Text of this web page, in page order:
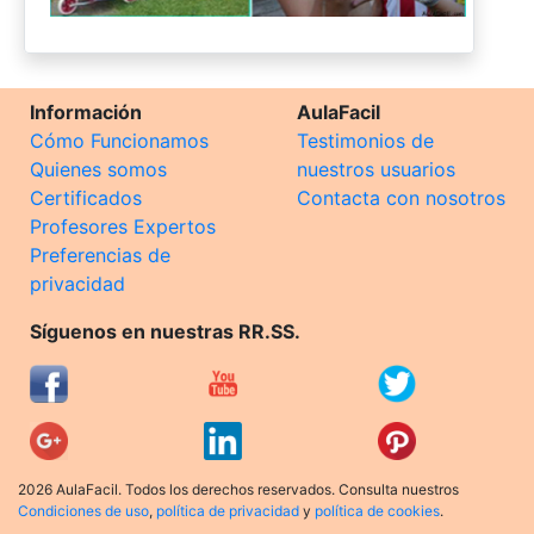
Información
Cómo Funcionamos
Quienes somos
Certificados
Profesores Expertos
Preferencias de
privacidad
AulaFacil
Testimonios de
nuestros usuarios
Contacta con nosotros
Síguenos en nuestras RR.SS.
2026 AulaFacil. Todos los derechos reservados. Consulta nuestros
Condiciones de uso, política de privacidad y política de cookies.